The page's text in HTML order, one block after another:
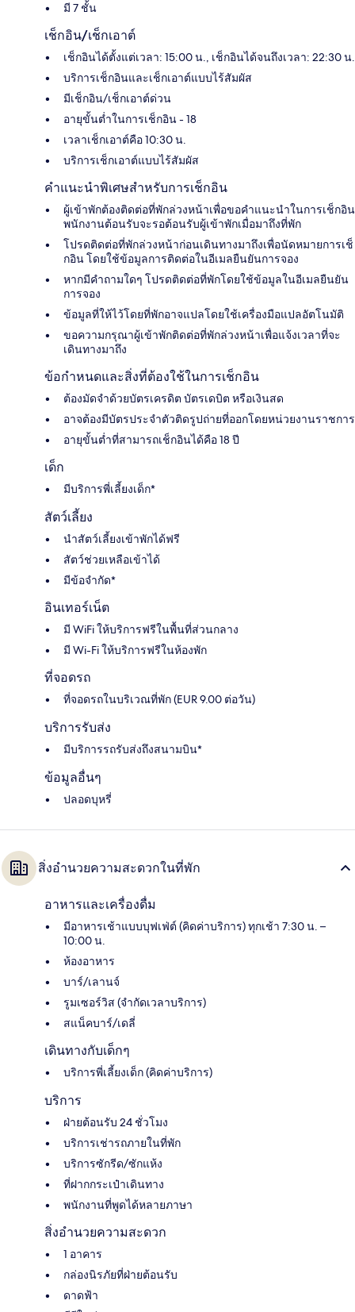
มี 7 ชั้น
เช็กอิน/เช็กเอาต์
เช็กอินได้ตั้งแต่เวลา: 15:00 น., เช็กอินได้จนถึงเวลา: 22:30 น.
บริการเช็กอินและเช็กเอาต์แบบไร้สัมผัส
มีเช็กอิน/เช็กเอาต์ด่วน
อายุขั้นต่ำในการเช็กอิน - 18
เวลาเช็กเอาต์คือ 10:30 น.
บริการเช็กเอาต์แบบไร้สัมผัส
คำแนะนำพิเศษสำหรับการเช็กอิน
ผู้เข้าพักต้องติดต่อที่พักล่วงหน้าเพื่อขอคำแนะนำในการเช็กอิน
พนักงานต้อนรับจะรอต้อนรับผู้เข้าพักเมื่อมาถึงที่พัก
โปรดติดต่อที่พักล่วงหน้าก่อนเดินทางมาถึงเพื่อนัดหมายการเช็
กอิน โดยใช้ข้อมูลการติดต่อในอีเมลยืนยันการจอง
หากมีคำถามใดๆ โปรดติดต่อที่พักโดยใช้ข้อมูลในอีเมลยืนยัน
การจอง
ข้อมูลที่ให้ไว้โดยที่พักอาจแปลโดยใช้เครื่องมือแปลอัตโนมัติ
ขอความกรุณาผู้เข้าพักติดต่อที่พักล่วงหน้าเพื่อแจ้งเวลาที่จะ
เดินทางมาถึง
ข้อกำหนดและสิ่งที่ต้องใช้ในการเช็กอิน
ต้องมัดจำด้วยบัตรเครดิต บัตรเดบิต หรือเงินสด
อาจต้องมีบัตรประจำตัวติดรูปถ่ายที่ออกโดยหน่วยงานราชการ
อายุขั้นต่ำที่สามารถเช็กอินได้คือ 18 ปี
เด็ก
มีบริการพี่เลี้ยงเด็ก*
สัตว์เลี้ยง
นำสัตว์เลี้ยงเข้าพักได้ฟรี
สัตว์ช่วยเหลือเข้าได้
มีข้อจำกัด*
อินเทอร์เน็ต
มี WiFi ให้บริการฟรีในพื้นที่ส่วนกลาง
มี Wi-Fi ให้บริการฟรีในห้องพัก
ที่จอดรถ
ที่จอดรถในบริเวณที่พัก (EUR 9.00 ต่อวัน)
บริการรับส่ง
มีบริการรถรับส่งถึงสนามบิน*
ข้อมูลอื่นๆ
ปลอดบุหรี่
สิ่งอำนวยความสะดวกในที่พัก
อาหารและเครื่องดื่ม
มีอาหารเช้าแบบบุฟเฟ่ต์ (คิดค่าบริการ) ทุกเช้า 7:30 น. –
10:00 น.
ห้องอาหาร
บาร์/เลานจ์
รูมเซอร์วิส (จำกัดเวลาบริการ)
สแน็คบาร์/เดลี่
เดินทางกับเด็กๆ
บริการพี่เลี้ยงเด็ก (คิดค่าบริการ)
บริการ
ฝ่ายต้อนรับ 24 ชั่วโมง
บริการเช่ารถภายในที่พัก
บริการซักรีด/ซักแห้ง
ที่ฝากกระเป๋าเดินทาง
พนักงานที่พูดได้หลายภาษา
สิ่งอำนวยความสะดวก
1 อาคาร
กล่องนิรภัยที่ฝ่ายต้อนรับ
ดาดฟ้า